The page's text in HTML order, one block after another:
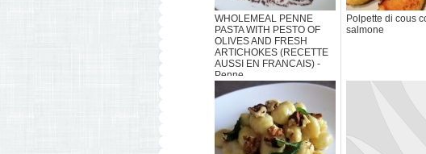
WHOLEMEAL PENNE
PASTA WITH PESTO OF
OLIVES AND FRESH
ARTICHOKES (RECETTE
AUSSI EN FRANCAIS) -
Penne ...
Polpette di cous
salmone